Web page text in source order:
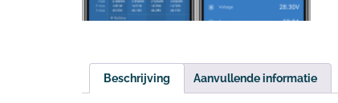
Beschrijving Aanvullende informatie